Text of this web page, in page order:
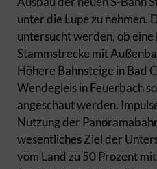
unter die Lupe zu nehmen.
untersucht werden, ob
Stammstrecke mit
Höhere Bahnsteige in Bad
Wendegleis in Feuerbach
angeschaut werden.
Nutzung der
wesentliches Ziel der
vom Land zu 50 Prozent